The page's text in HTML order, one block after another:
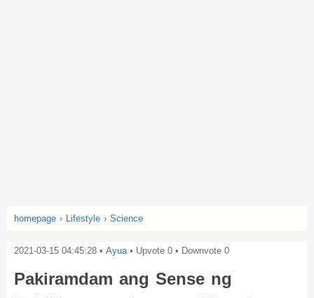
homepage › Lifestyle › Science
2021-03-15 04:45:28 • Ayua• Upvote 0 • Downvote 0
Pakiramdam ang Sense ng